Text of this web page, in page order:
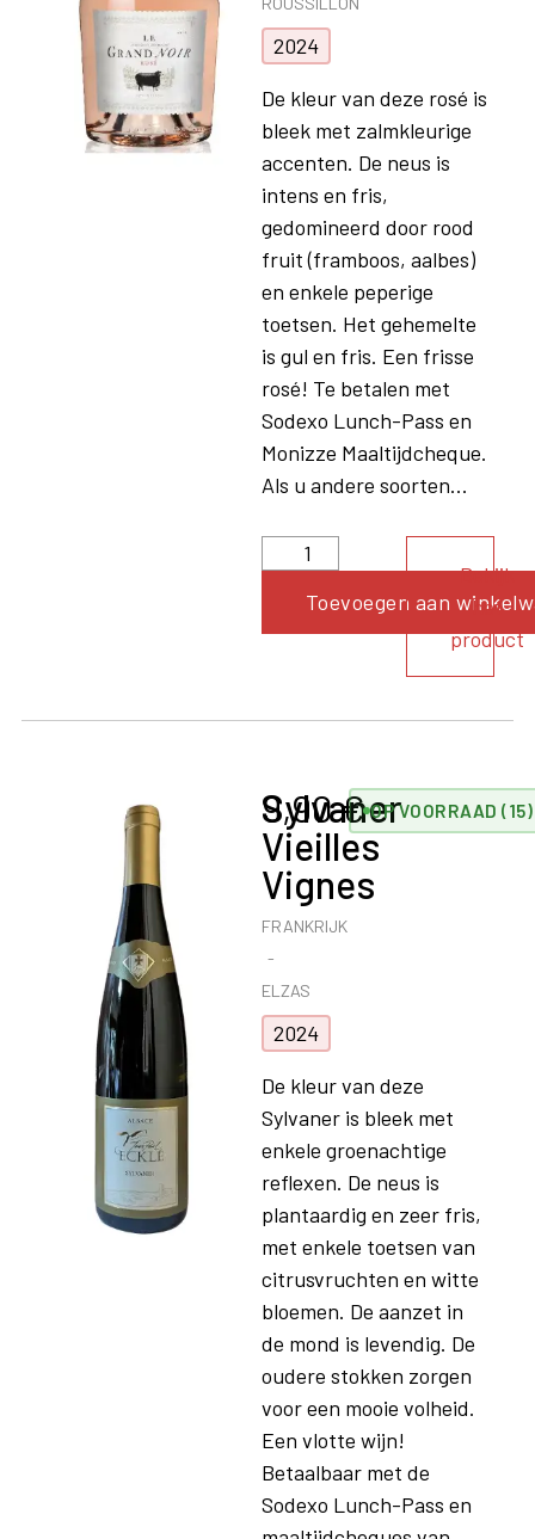
2024
De kleur van deze rosé is
bleek met zalmkleurige
accenten. De neus is
intens en fris,
gedomineerd door rood
fruit (framboos, aalbes)
en enkele peperige
toetsen. Het gehemelte
is gul en fris. Een frisse
rosé! Te betalen met
Sodexo Lunch-Pass en
Monizze Maaltijdcheque.
Als u andere soorten...
Toevoegen aan
Bekijk
het
product
Sylvaner
Vieilles
Vignes
FRANKRIJK
ELZAS
2024
9,90€ OP VOORRAAD (15)
De kleur van deze
Sylvaner is bleek met
enkele groenachtige
reflexen. De neus is
plantaardig en zeer fris,
met enkele toetsen van
citrusvruchten en witte
bloemen. De aanzet in
de mond is levendig. De
oudere stokken zorgen
voor een mooie volheid.
Een vlotte wijn!
Betaalbaar met de
Sodexo Lunch-Pass en